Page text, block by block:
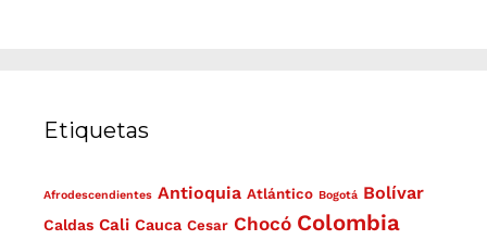
Etiquetas
Afrodescendientes Antioquia Atlántico Bogotá Bolívar
Caldas Cali Cauca Cesar Chocó Colombia